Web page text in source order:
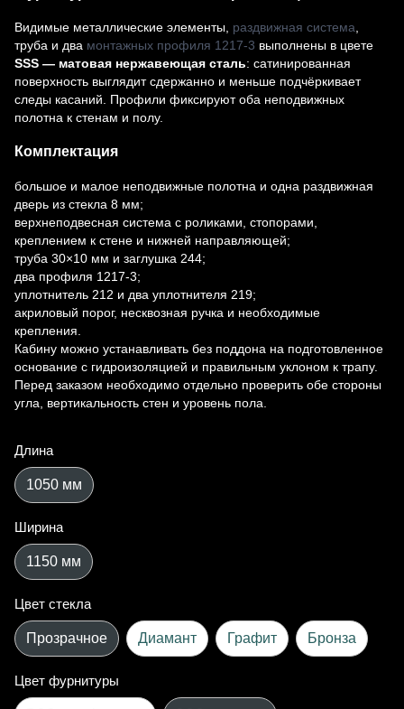
Видимые металлические элементы, раздвижная система
труба и два монтажных профиля 1217-3 выполнены в цвете
SSS — матовая нержавеющая сталь: сатинированная
поверхность выглядит сдержанно и меньше подчёркивает
следы касаний. Профили фиксируют оба неподвижных
полотна к стенам и полу.
Комплектация
большое и малое неподвижные полотна и одна раздвижная
дверь из стекла 8 мм;
верхнеподвесная система с роликами, стопорами,
креплением к стене и нижней направляющей;
труба 30×10 мм и заглушка 244;
два профиля 1217-3;
уплотнитель 212 и два уплотнителя 219;
акриловый порог, несквозная ручка и необходимые
крепления.
Кабину можно устанавливать без поддона на подготовленное
основание с гидроизоляцией и правильным уклоном к трапу.
Перед заказом необходимо отдельно проверить обе стороны
угла, вертикальность стен и уровень пола.
Длина
1050 мм
Ширина
1150 мм
Цвет стекла
Прозрачное Диамант Графит Бронза
Цвет фурнитуры